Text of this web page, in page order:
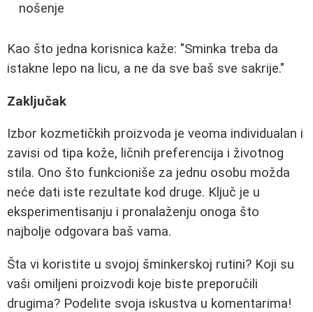
nošenje
Kao što jedna korisnica kaže: "Sminka treba da
istakne lepo na licu, a ne da sve baš sve sakrije."
Zaključak
Izbor kozmetičkih proizvoda je veoma individualan i
zavisi od tipa kože, ličnih preferencija i životnog
stila. Ono što funkcioniše za jednu osobu možda
neće dati iste rezultate kod druge. Ključ je u
eksperimentisanju i pronalaženju onoga što
najbolje odgovara baš vama.
Šta vi koristite u svojoj šminkerskoj rutini? Koji su
vaši omiljeni proizvodi koje biste preporučili
drugima? Podelite svoja iskustva u komentarima!